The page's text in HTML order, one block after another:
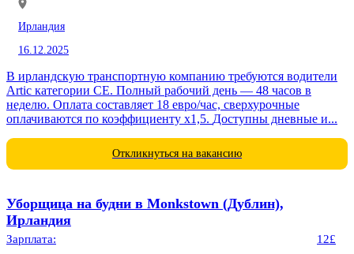
Ирландия
16.12.2025
В ирландскую транспортную компанию требуются водители
Artic категории CE. Полный рабочий день — 48 часов в
неделю. Оплата составляет 18 евро/час, сверхурочные
оплачиваются по коэффициенту x1,5. Доступны дневные и...
Откликнуться на вакансию
Уборщица на будни в Monkstown (Дублин),
Ирландия
Зарплата: 12£